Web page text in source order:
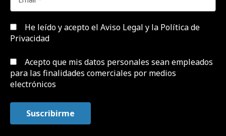
He leído y acepto el Aviso Legal y la Política de
Privacidad
Acepto que mis datos personales sean empleados
para las finalidades comerciales por medios
electrónicos